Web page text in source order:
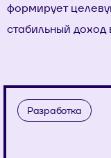
формирует
стабильный
Разработка